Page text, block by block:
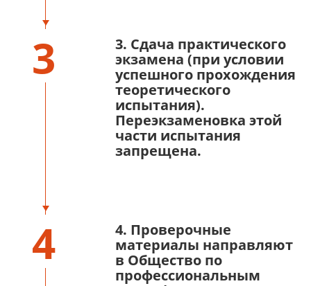
3
3. Сдача практического
экзамена (при условии
успешного прохождения
теоретического
испытания).
Переэкзаменовка этой
части испытания
запрещена.
4
4. Проверочные
материалы направляют
в Общество по
профессиональным